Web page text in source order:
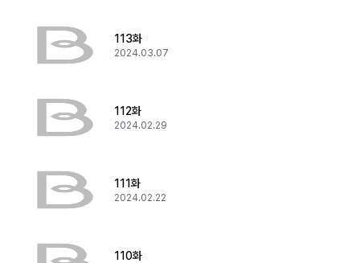
113화
2024.03.07
112화
2024.02.29
111화
2024.02.22
110화